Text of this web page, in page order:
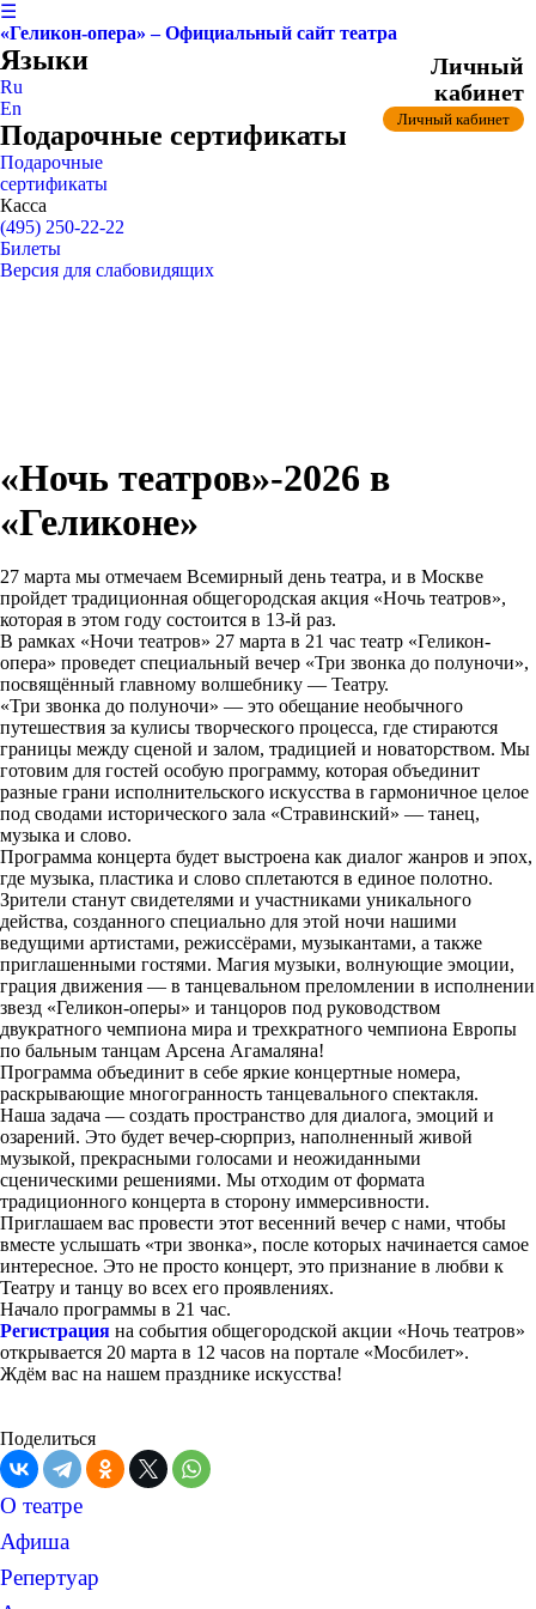
☰
«Геликон-опера» – Официальный сайт театра
Языки
Ru
En
Подарочные сертификаты
Подарочные
сертификаты
Касса
(495) 250-22-22
Личный
кабинет
Личный кабинет
Билеты
Версия для слабовидящих
«Ночь театров»-2026 в
«Геликоне»
27 марта мы отмечаем Всемирный день театра, и в Москве
пройдет традиционная общегородская акция «Ночь театров»,
которая в этом году состоится в 13-й раз.
В рамках «Ночи театров» 27 марта в 21 час театр «Геликон-
опера» проведет специальный вечер «Три звонка до полуночи»,
посвящённый главному волшебнику — Театру.
«Три звонка до полуночи» — это обещание необычного
путешествия за кулисы творческого процесса, где стираются
границы между сценой и залом, традицией и новаторством. Мы
готовим для гостей особую программу, которая объединит
разные грани исполнительского искусства в гармоничное целое
под сводами исторического зала «Стравинский» — танец,
музыка и слово.
Программа концерта будет выстроена как диалог жанров и эпох,
где музыка, пластика и слово сплетаются в единое полотно.
Зрители станут свидетелями и участниками уникального
действа, созданного специально для этой ночи нашими
ведущими артистами, режиссёрами, музыкантами, а также
приглашенными гостями. Магия музыки, волнующие эмоции,
грация движения — в танцевальном преломлении в исполнении
звезд «Геликон-оперы» и танцоров под руководством
двукратного чемпиона мира и трехкратного чемпиона Европы
по бальным танцам Арсена Агамаляна!
Программа объединит в себе яркие концертные номера,
раскрывающие многогранность танцевального спектакля.
Наша задача — создать пространство для диалога, эмоций и
озарений. Это будет вечер-сюрприз, наполненный живой
музыкой, прекрасными голосами и неожиданными
сценическими решениями. Мы отходим от формата
традиционного концерта в сторону иммерсивности.
Приглашаем вас провести этот весенний вечер с нами, чтобы
вместе услышать «три звонка», после которых начинается самое
интересное. Это не просто концерт, это признание в любви к
Театру и танцу во всех его проявлениях.
Начало программы в 21 час.
Регистрация на события общегородской акции «Ночь театров»
открывается 20 марта в 12 часов на портале «Мосбилет».
Ждём вас на нашем празднике искусства!
Поделиться
О театре
Афиша
Репертуар